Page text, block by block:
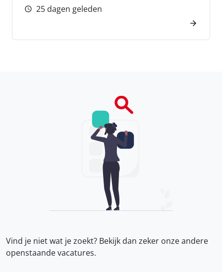
25 dagen geleden
Vind je niet wat je zoekt? Bekijk dan zeker onzeandere
openstaande vacatures.